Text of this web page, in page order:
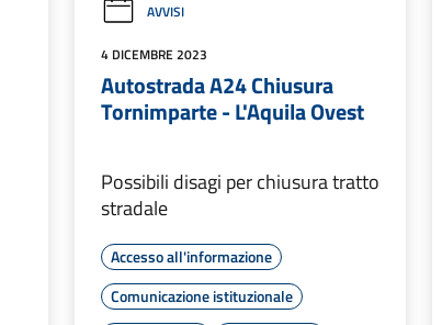
AVVISI
4 DICEMBRE 2023
Autostrada A24 Chiusura
Tornimparte - L'Aquila Ovest
Possibili disagi per chiusura tratto
stradale
Accesso all'informazione
Comunicazione istituzionale